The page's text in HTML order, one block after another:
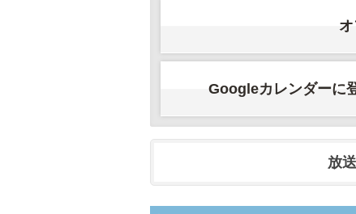
Googleカレンダーに
放